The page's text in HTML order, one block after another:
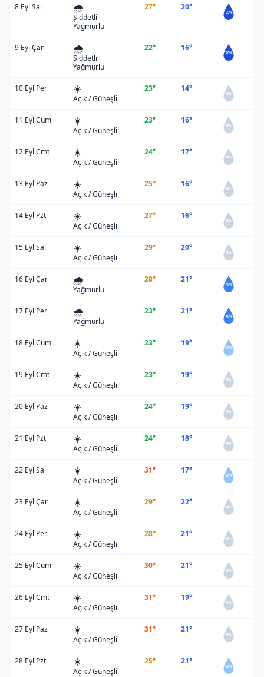
8 Eyl Sal 🌧️
Şiddetli
Yağmurlu
27° 20°
95%
9 Eyl Çar 🌧️
Şiddetli
Yağmurlu
22° 16°
70%
10 Eyl Per ☀️
Açık / Güneşli
23° 14°
0%
11 Eyl Cum ☀️
Açık / Güneşli
23° 16°
0%
12 Eyl Cmt ☀️
Açık / Güneşli
24° 17°
0%
13 Eyl Paz ☀️
Açık / Güneşli
25° 16°
0%
14 Eyl Pzt ☀️
Açık / Güneşli
27° 16°
0%
15 Eyl Sal ☀️
Açık / Güneşli
29° 20°
0%
16 Eyl Çar 🌧️
Yağmurlu
28° 21°
40%
17 Eyl Per 🌧️
Yağmurlu
23° 21°
40%
18 Eyl Cum ☀️
Açık / Güneşli
23° 19°
20%
19 Eyl Cmt ☀️
Açık / Güneşli
23° 19°
0%
20 Eyl Paz ☀️
Açık / Güneşli
24° 19°
0%
21 Eyl Pzt ☀️
Açık / Güneşli
24° 18°
0%
22 Eyl Sal ☀️
Açık / Güneşli
31° 17°
20%
23 Eyl Çar ☀️
Açık / Güneşli
29° 22°
0%
24 Eyl Per ☀️
Açık / Güneşli
28° 21°
0%
25 Eyl Cum ☀️
Açık / Güneşli
30° 21°
0%
26 Eyl Cmt ☀️
Açık / Güneşli
31° 19°
0%
27 Eyl Paz ☀️
Açık / Güneşli
31° 21°
0%
28 Eyl Pzt ☀️
Açık / Güneşli
25° 21°
20%